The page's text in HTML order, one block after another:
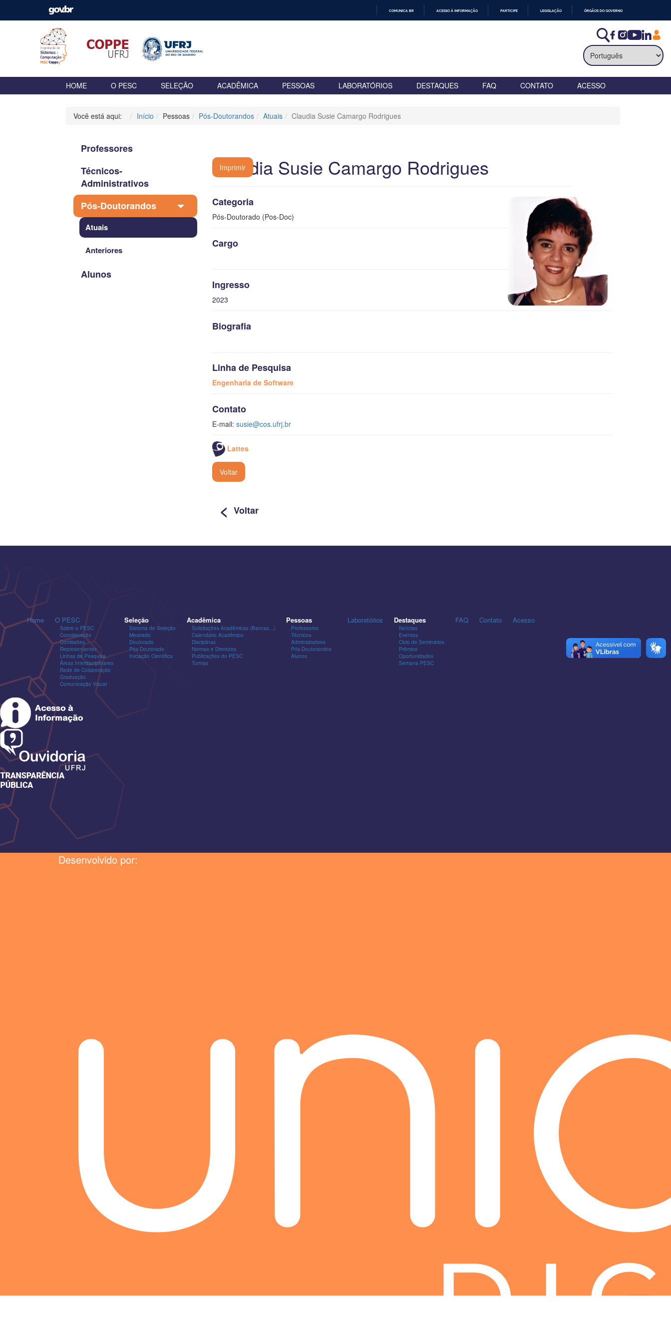
COMUNICA BR ACESSO À INFORMAÇÃO PARTICIPE LEGISLAÇÃO ÓRGÃOS DO GOVERNO
HOME O PESC SELEÇÃO ACADÊMICA PESSOAS LABORATÓRIOS DESTAQUES FAQ CONTATO ACESSO
Você está aqui: Início Pessoas Pós-Doutorandos Atuais Claudia Susie Camargo Rodrigues
Professores
Técnicos-
Administrativos
Pós-Doutorandos
Atuais
Anteriores
Alunos
Imprimir
Claudia Susie Camargo Rodrigues
Categoria
Pós-Doutorado (Pos-Doc)
Cargo
Ingresso
2023
Biografia
Linha de Pesquisa
Engenharia de Software
Contato
E-mail: susie@cos.ufrj.br
Lattes
Voltar
< Voltar
Home O PESC
Sobre o PESC
Coordenação
Comissões
Representantes
Linhas de Pesquisa
Áreas Interdisciplinares
Rede de Colaboração
Graduação
Comunicação Visual
Seleção
Sistema de Seleção
Mestrado
Doutorado
Pós-Doutorado
Iniciação Científica
Acadêmica
Solicitações Acadêmicas (Bancas...)
Calendário Acadêmico
Disciplinas
Normas e Diretrizes
Publicações do PESC
Turmas
Pessoas
Professores
Técnicos-
Administrativos
Pós-Doutorandos
Alunos
Laboratórios Destaques
Notícias
Eventos
Ciclo de Seminários
Prêmios
Oportunidades
Semana PESC
FAQ Contato Acesso
Desenvolvido por: